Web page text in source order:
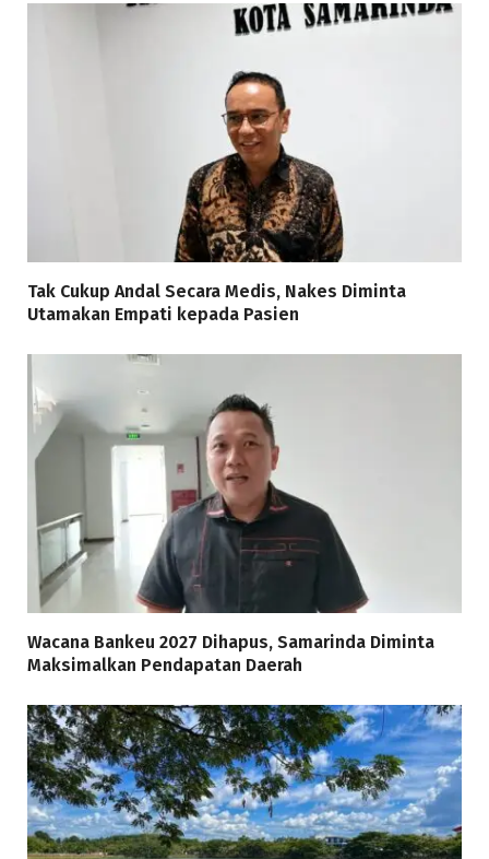
Tak Cukup Andal Secara Medis, Nakes Diminta
Utamakan Empati kepada Pasien
Wacana Bankeu 2027 Dihapus, Samarinda Diminta
Maksimalkan Pendapatan Daerah